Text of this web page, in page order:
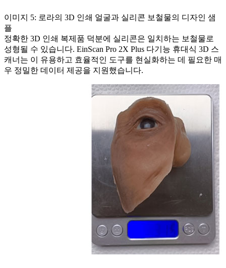
이미지 5: 로라의 3D 인쇄 얼굴과 실리콘 보철물의 디자인 샘
플
정확한 3D 인쇄 복제품 덕분에 실리콘은 일치하는 보철물로
성형될 수 있습니다. EinScan Pro 2X Plus 다기능 휴대식 3D 스
캐너는 이 유용하고 효율적인 도구를 현실화하는 데 필요한 매
우 정밀한 데이터 제공을 지원했습니다.